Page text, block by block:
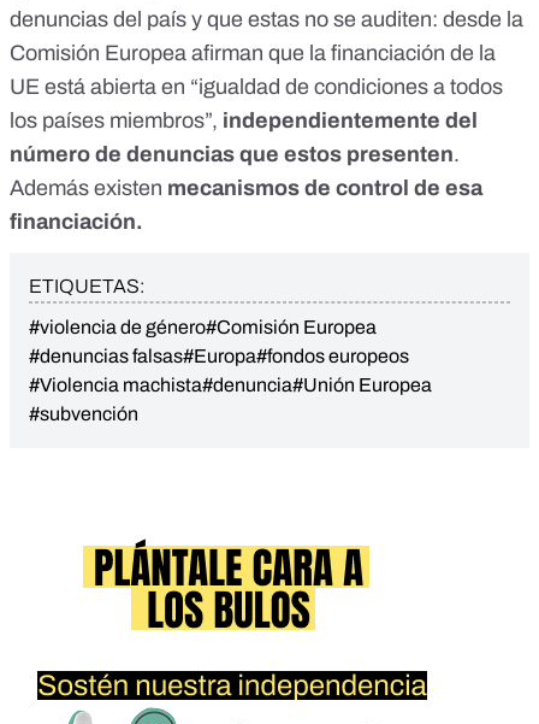
denuncias del país y que estas no se auditen: desde la
Comisión Europea afirman que la financiación de la
UE está abierta en “igualdad de condiciones a todos
los países miembros”, independientemente del
número de denuncias que estos presenten.
Además existen mecanismos de control de esa
financiación.
ETIQUETAS:
#violencia de género#Comisión Europea
#denuncias falsas#Europa#fondos europeos
#Violencia machista#denuncia#Unión Europea
#subvención